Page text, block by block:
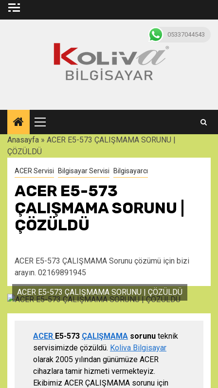
Skip
Primary
Menu
Anasayfa » ACER E5-573 ÇALIŞMAMA SORUNU |
ÇÖZÜLDÜ
ACER Servisi Bilgisayar Servisi Bilgisayarcı
ACER E5-573
ÇALIŞMAMA SORUNU |
ÇÖZÜLDÜ
ACER E5-573 ÇALIŞMAMA Sorunu çözümü için bizi
arayın. 02169891945
ACER E5-573 ÇALIŞMAMA SORUNU | ÇÖZÜLDÜ
ACER E5-573 ÇALIŞMAMA sorunu teknik
servisimizde çözüldü. Koliva Bilgisayar
olarak 2005 yılından günümüze ACER
cihazlara tamir hizmeti vermekteyiz.
Ekibimiz ACER ÇALIŞMAMA sorunu için
05337044543